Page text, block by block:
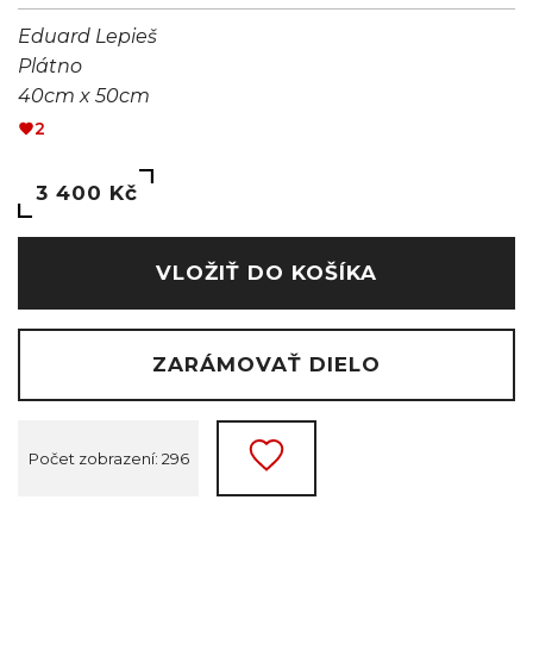
Eduard Lepieš
Plátno
40cm x 50cm
2
3 400 Kč
VLOŽIŤ DO KOŠÍKA
ZARÁMOVAŤ DIELO
Počet zobrazení: 296